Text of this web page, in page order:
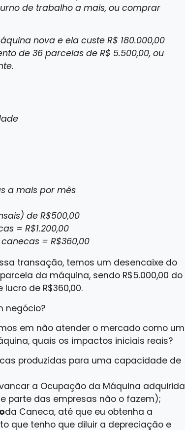
de trabalho a mais, ou comprar
nova e ela custe R$ 180.000,00
de 36 parcelas de R$ 5.500,00, ou
a mais por mês
de R$500,00
= R$1.200,00
= R$360,00
transação, temos um desencaixe do
da máquina, sendo R$5.000,00 do
de R$360,00.
negócio?
em não atender o mercado como um
quais os impactos iniciais reais?
produzidas para uma capacidade de
a Ocupação da Máquina adquirida
parte das empresas não o fazem);
da Caneca, até que eu obtenha a
que tenho que diluir a depreciação e